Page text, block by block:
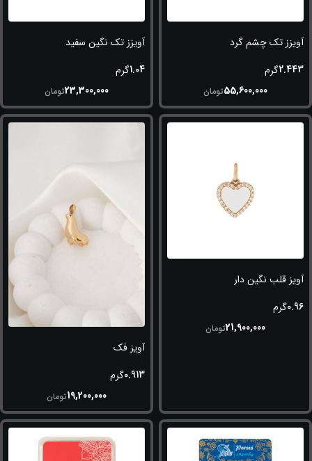
آویزز تک چشم گرد
2.443گرم
55,600,000تومان
آویزز تک نگین سفید
1.04گرم
23,300,000تومان
آویز قلب نگین دار
0.96گرم
21,900,000تومان
آویز فک
0.913گرم
19,200,000تومان